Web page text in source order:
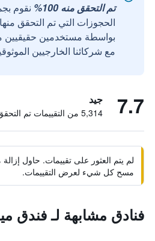
تم التحقق منه 100%
نقوم
الحجوزات التي تم التحقق
مع شركائنا الخارجيين
7.7 جيد
5,314 من التقييمات تم التحقق منها
لم يتم العثور على تقييمات. حاول
مسح كل شيء لعرض التقييمات.
فنادق مشابهة لـ فندق